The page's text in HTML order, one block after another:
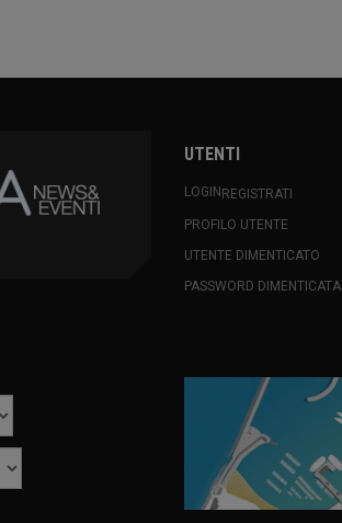
UTENTI
LOGINREGISTRATI
PROFILO UTENTE
UTENTE DIMENTICATO
PASSWORD DIMENTICATA